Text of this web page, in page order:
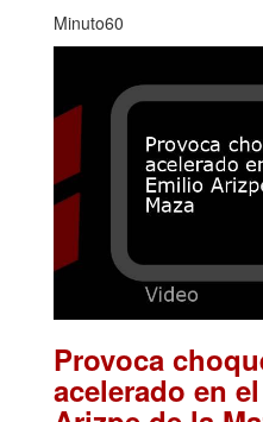
Minuto60
Provoca
acelerado en